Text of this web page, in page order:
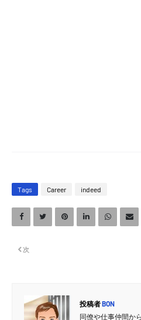
Tags Career indeed
次
投稿者BON
同僚や仕事仲間か